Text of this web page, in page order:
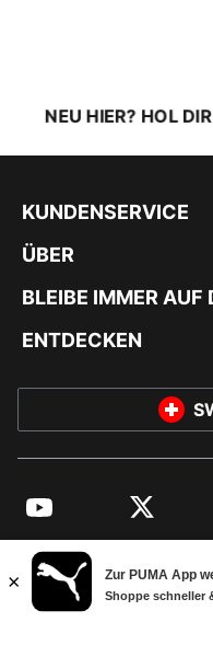
NEU HIER? HOL
KUNDENSERVICE
ÜBER
BLEIBE IMMER AUF
ENTDECKEN
YouTube Twitter
© PUMA EUROPE